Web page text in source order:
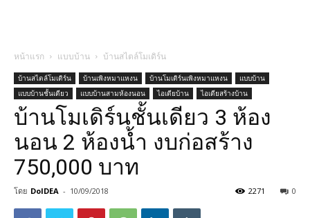
หน้าแรก แบบบ้าน บ้านสไตล์โมเดิร์น
บ้านสไตล์โมเดิร์น บ้านเพิงหมาแหงน บ้านโมเดิร์นเพิงหมาแหงน
แบบบ้าน
แบบบ้านชั้นเดียว
แบบบ้านสามห้องนอน ไอเดียบ้าน ไอเดียสร้างบ้าน
บ้านโมเดิร์นชั้นเดียว 3 ห้อง
นอน 2 ห้องน้ำ งบก่อสร้าง
750,000 บาท
โดย DoIDEA - 10/09/2018 0
2271